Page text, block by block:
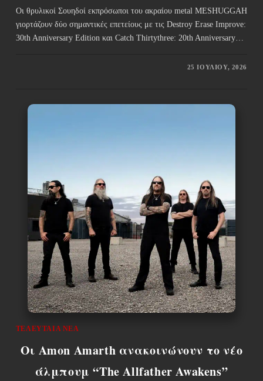
Οι θρυλικοί Σουηδοί εκπρόσωποι του ακραίου metal MESHUGGAH
γιορτάζουν δύο σημαντικές επετείους με τις Destroy Erase Improve:
30th Anniversary Edition και Catch Thirtythree: 20th Anniversary…
25 ΙΟΥΛΊΟΥ, 2026
ΤΕΛΕΥΤΑΊΑ ΝΈΑ
Οι Amon Amarth ανακοινώνουν το νέο
άλμπουμ “The Allfather Awakens”